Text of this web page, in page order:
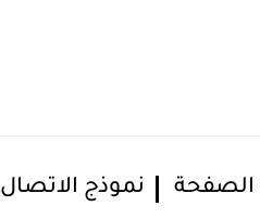
الصفحة نموذج الاتصال